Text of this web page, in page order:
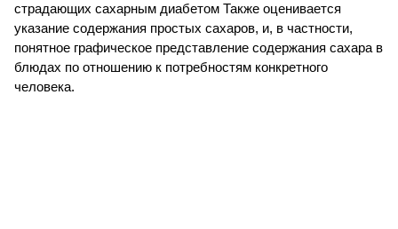
страдающих сахарным диабетом Также оценивается
указание содержания простых сахаров, и, в частности,
понятное графическое представление содержания сахара в
блюдах по отношению к потребностям конкретного
человека.